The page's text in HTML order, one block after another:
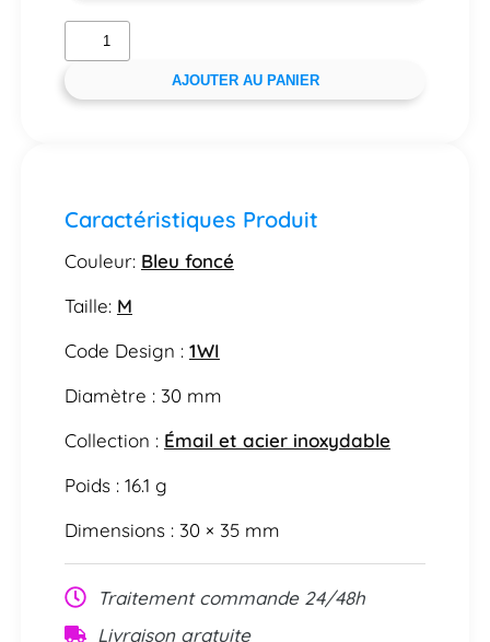
AJOUTER AU PANIER
Caractéristiques Produit
Couleur: Bleu foncé
Taille: M
Code Design : 1WI
Diamètre : 30 mm
Collection : Émail et acier inoxydable
Poids : 16.1 g
Dimensions : 30 × 35 mm
Traitement commande 24/48h
Livraison gratuite